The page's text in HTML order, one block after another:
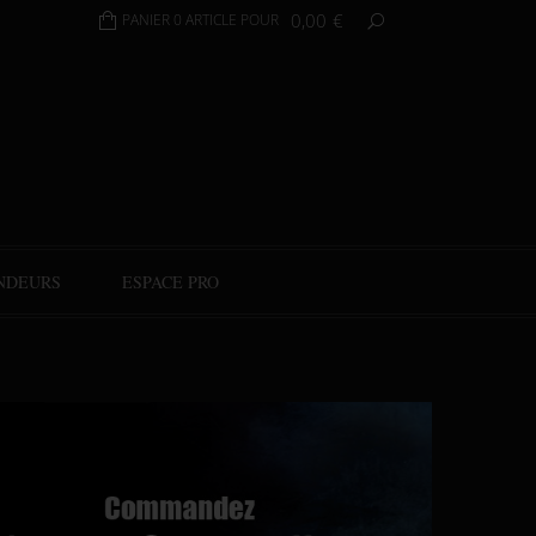
PANIER 0 ARTICLE POUR 0,00 €
ESPACE PRO